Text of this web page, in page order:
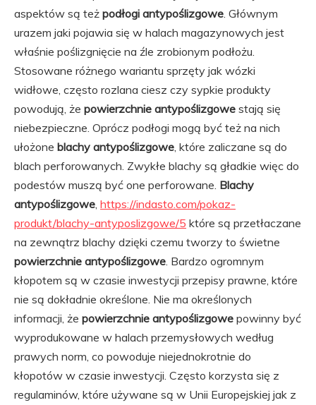
aspektów są też podłogi antypoślizgowe . Głównym
urazem jaki pojawia się w halach magazynowych jest
właśnie poślizgnięcie na źle zrobionym podłożu.
Stosowane różnego wariantu sprzęty jak wózki
widłowe, często rozlana ciesz czy sypkie produkty
powodują, że powierzchnie antypoślizgowe stają się
niebezpieczne. Oprócz podłogi mogą być też na nich
ułożone blachy antypoślizgowe , które zaliczane są do
blach perforowanych. Zwykłe blachy są gładkie więc do
podestów muszą być one perforowane. Blachy
antypoślizgowe https://indasto.com/pokaz-
produkt/blachy-antyposlizgowe/5 które są przetłaczane
na zewnątrz blachy dzięki czemu tworzy to świetne
powierzchnie antypoślizgowe . Bardzo ogromnym
kłopotem są w czasie inwestycji przepisy prawne, które
nie są dokładnie określone. Nie ma określonych
informacji, że powierzchnie antypoślizgowe powinny być
wyprodukowane w halach przemysłowych według
prawych norm, co powoduje niejednokrotnie do
kłopotów w czasie inwestycji. Często korzysta się z
regulaminów, które używane są w Unii Europejskiej jak z